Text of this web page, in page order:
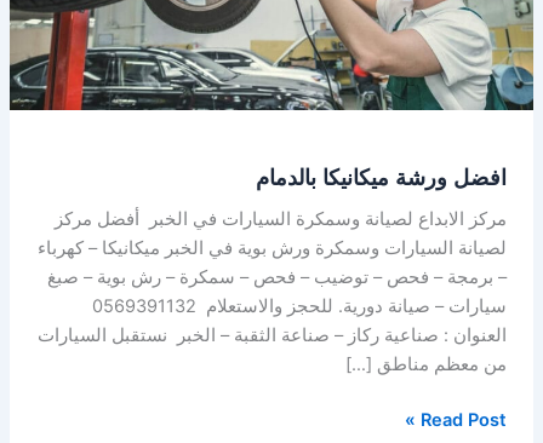
افضل ورشة ميكانيكا بالدمام
مركز الابداع لصيانة وسمكرة السيارات في الخبر أفضل مركز
لصيانة السيارات وسمكرة ورش بوية في الخبر ميكانيكا – كهرباء
– برمجة – فحص – توضيب – فحص – سمكرة – رش بوية – صبغ
سيارات – صيانة دورية. للحجز والاستعلام 0569391132
العنوان : صناعية ركاز – صناعة الثقبة – الخبر نستقبل السيارات
من معظم مناطق […]
Read Post »